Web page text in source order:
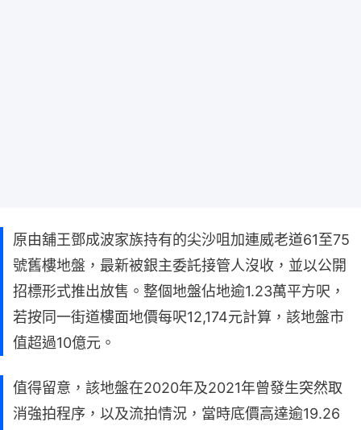
原由舖王鄧成波家族持有的尖沙咀加連威老道61至75
號舊樓地盤，最新被銀主委託接管人沒收，並以公開
招標形式推出放售。整個地盤佔地逾1.23萬平方呎，
若按同一街道樓面地價每呎12,174元計算，該地盤市
值超過10億元。
值得留意，該地盤在2020年及2021年曾發生突然取
消強拍程序，以及流拍情況，當時底價高達逾19.26